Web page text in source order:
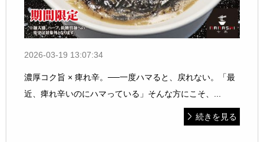
2026-03-19 13:07:34
濃厚コク旨 × 痺れ辛。──一度ハマると、戻れない。「最
近、痺れ辛いのにハマっている」そんな方にこそ、...
続きを見る